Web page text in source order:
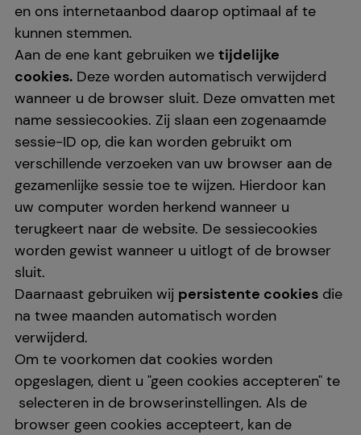
en ons internetaanbod daarop optimaal af te
kunnen stemmen.
Aan de ene kant gebruiken we tijdelijke
cookies. Deze worden automatisch verwijderd
wanneer u de browser sluit. Deze omvatten met
name sessiecookies. Zij slaan een zogenaamde
sessie-ID op, die kan worden gebruikt om
verschillende verzoeken van uw browser aan de
gezamenlijke sessie toe te wijzen. Hierdoor kan
uw computer worden herkend wanneer u
terugkeert naar de website. De sessiecookies
worden gewist wanneer u uitlogt of de browser
sluit.
Daarnaast gebruiken wij persistente cookies die
na twee maanden automatisch worden
verwijderd.
Om te voorkomen dat cookies worden
opgeslagen, dient u "geen cookies accepteren" te
selecteren in de browserinstellingen. Als de
browser geen cookies accepteert, kan de